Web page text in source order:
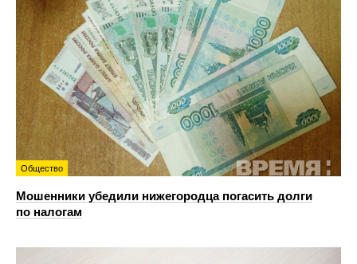
Общество
Мошенники убедили нижегородца погасить долги
по налогам